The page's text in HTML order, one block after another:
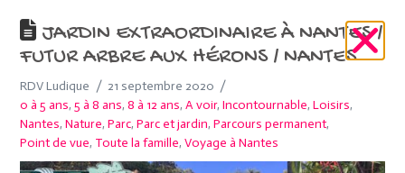
JARDIN EXTRAORDINAIRE À NANTES /
FUTUR ARBRE AUX HÉRONS / NANTES
RDV Ludique
21 septembre 2020
0 à 5 ans,5 à 8 ans,8 à 12 ans,A voir,Incontournable,Loisirs,
Nantes,Nature,Parc,Parc et jardin,Parcours permanent,
Point de vue, Toute la famille,Voyage à Nantes